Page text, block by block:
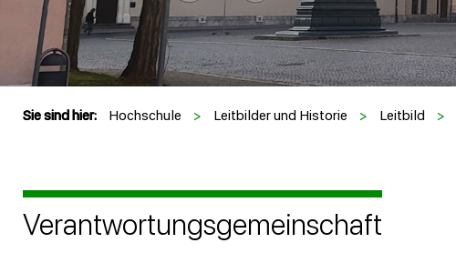
Sie sind hier: Hochschule > Leitbilder und Historie > Leitbild >
Verantwortungsgemeinschaft